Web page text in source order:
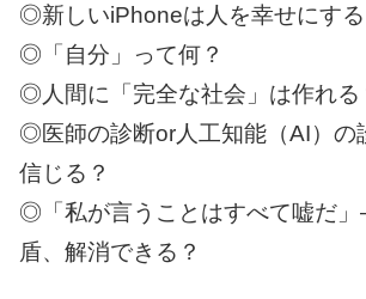
◎新しいiPhoneは人を幸せにする
◎「自分」って何？
◎人間に「完全な社会」は作れる
◎医師の診断or人工知能（AI）の
信じる？
◎「私が言うことはすべて嘘だ
盾、解消できる？